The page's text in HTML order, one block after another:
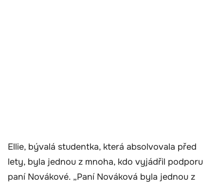
Ellie, bývalá studentka, která absolvovala před
lety, byla jednou z mnoha, kdo vyjádřil podporu
paní Novákové. „Paní Nováková byla jednou z